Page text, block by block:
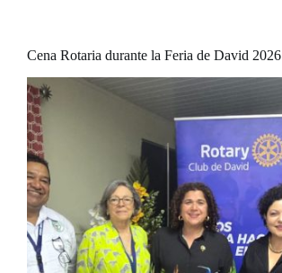
Cena Rotaria durante la Feria de David 2026